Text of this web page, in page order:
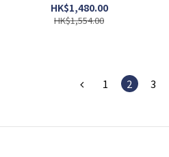
HK$1,480.00
HK$1,554.00
1 2 3